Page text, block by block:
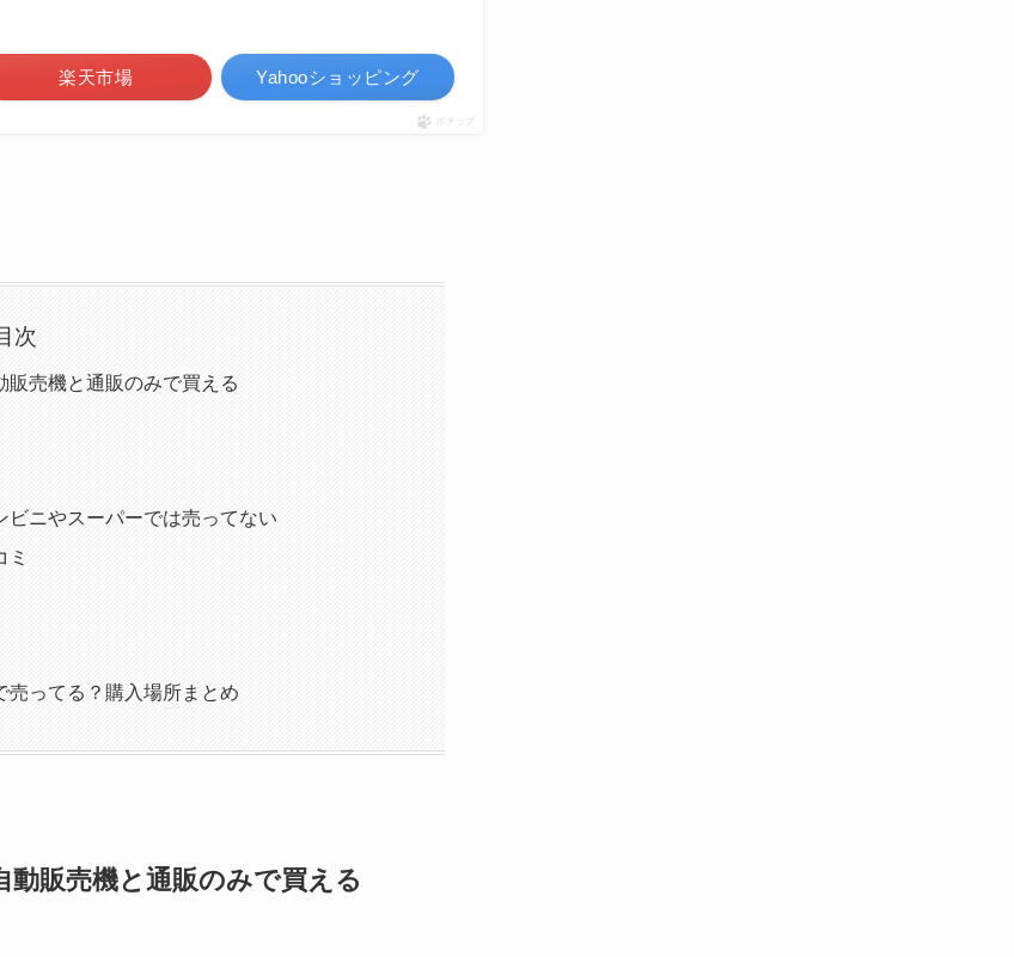
楽天市場 Yahooショッピング
ポチップ
次
販売機と通販のみで買える
ビニやスーパーでは売ってない
ミ
売ってる？購入場所まとめ
販売機と通販のみで買える